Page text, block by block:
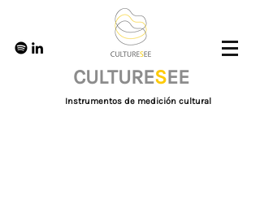
CULTURESEE
Instrumentos de medición cultural